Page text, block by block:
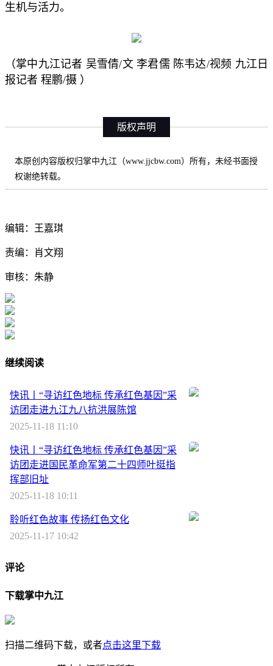
生机与活力。
（掌中九江记者 吴雪倩/文李君儒 陈韦达/视频 九江日
报记者 程鹏/摄 ）
版权声明
本原创内容版权归掌中九江（www.jjcbw.com）所有，未经书面授
权谢绝转载。
编辑：王嘉琪
责编：肖文翔
审核：朱静
继续阅读
快讯丨“寻访红色地标 传承红色基因”采
访团走进九江九八抗洪展陈馆
2025-11-18 11:10
快讯丨“寻访红色地标 传承红色基因”采
访团走进国民革命军第二十四师叶挺指
挥部旧址
2025-11-18 10:11
聆听红色故事 传扬红色文化
2025-11-17 10:42
评论
下载掌中九江
扫描二维码下载，或者点击这里下载